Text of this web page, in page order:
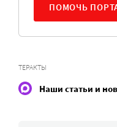
ПОМОЧЬ
ТЕРАКТЫ
Наши статьи и